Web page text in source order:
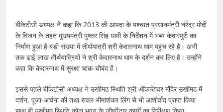
बीकेटीसी अध्यक्ष ने कहा कि 2013 की आपदा के पश्चात प्रधानमंत्री नरेंद्र मोदी
के विजन के तहत मुख्यमंत्री पुष्कर सिंह धामी के निर्देशन में भब्य केदारपुरी का
निर्माण हुआ है बड़ी संख्या में तीर्थयात्री श्री केदारनाथ धाम पहुंच रहे है। अभी
तक ढाई लाख तीर्थयात्रियों ने श्री केदारनाथ धाम के दर्शन कर लिए है। उन्होंने
कहा कि केदारनाथ में सुरक्षा चाक-चौबंद है।
इससे पहले बीकेटीसी अध्यक्ष ने उखीमठ स्थिति श्री ओंकारेश्वर मंदिर उखीमठ में
दर्शन, पूजा-अर्चना की तथा रावल भीमाशंकर लिंग से भी आशीर्वाद प्राप्त किया